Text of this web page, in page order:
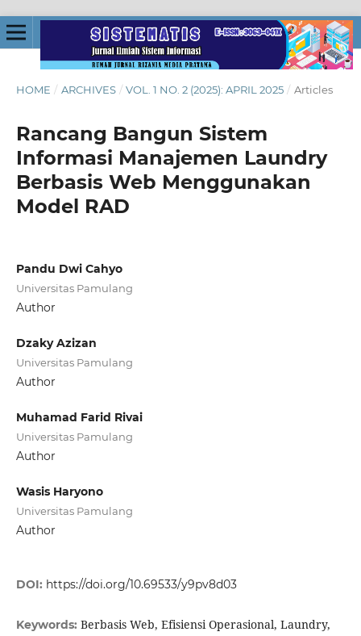
HOME / ARCHIVES / VOL. 1 NO. 2 (2025): APRIL 2025 / Articles
Rancang Bangun Sistem
Informasi Manajemen Laundry
Berbasis Web Menggunakan
Model RAD
Pandu Dwi Cahyo
Universitas Pamulang
Author
Dzaky Azizan
Universitas Pamulang
Author
Muhamad Farid Rivai
Universitas Pamulang
Author
Wasis Haryono
Universitas Pamulang
Author
DOI: https://doi.org/10.69533/y9pv8d03
Keywords: Berbasis Web, Efisiensi Operasional, Laundry,